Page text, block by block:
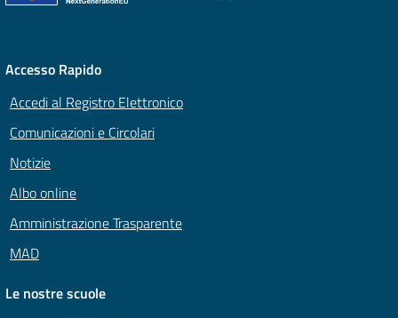
Accesso Rapido
Accedi al Registro Elettronico
Comunicazioni e Circolari
Notizie
Albo online
Amministrazione Trasparente
MAD
Le nostre scuole